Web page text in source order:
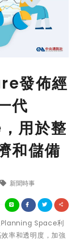
發佈經
代
用於整
和儲備
新聞時事
Planning Space利
率和透明度，加強